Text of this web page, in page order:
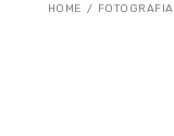
HOME FOTOGRAFIA